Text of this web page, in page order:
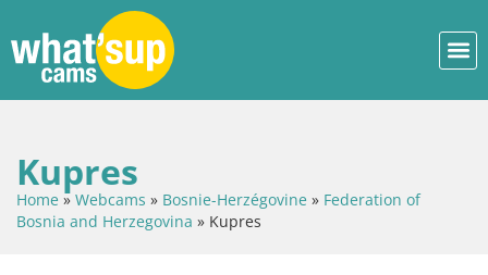
Kupres
Home » Webcams » Bosnie-Herzégovine » Federation of
Bosnia and Herzegovina » Kupres